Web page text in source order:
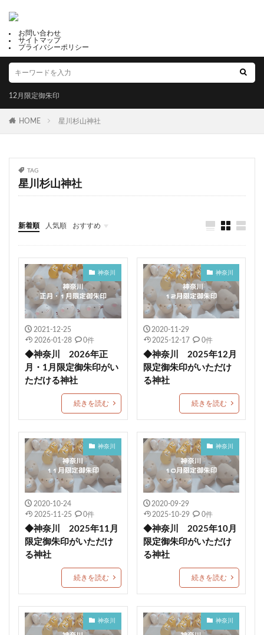
お問い合わせ
サイトマップ
プライバシーポリシー
うさぎ
佐賀 藤川天神 厳島神社天神社
太平山三吉神社総本宮
荏柄天神社
足摺黒潮市場 種銭 七社神社 千糸繍院
福母八幡宮
強運守護
諏訪神社 三島神社 子宝恵方犬
冨士山下宮小室浅間神社
鹿角 八坂神社 星田妙見宮 温泉神社
千代ヶ岡八幡宮 十五夜 下野國 鷲宮神社
年越大祓御朱印 白髭神社 川津来宮神社 占い
由緒 藤田神社 田村神社 太上神社
良縁の鈴 黒龍 五方山 熊野神社 芦屋神社
こいのぼり御朱印 烏谷崎神社
上尾御嶽神社 角館總鎭守 神明社
恩智神社
健康成就 神社 海津天神社 熊本
照國神社 尾長天満宮 荘内神社 菅原神社
千勝神社 本居宣長 菊名神社 唐人石
かつおのたたき丼 九重神社
kichijitsu 季節限定御朱印 小野照崎神社
速秋津比売神のイラストが描かれた御朱印帳
間々田八幡宮 かわいい御朱印
押し花 戸越八幡神社 ペット可
建勲神社 大将軍神社 下野星宮神社
駐車場情報 毛谷黒龍神社 網戸神社
石清尾八幡宮 師走限定御朱印 如月限定御朱印
12月限定御朱印
HOME 星川杉山神社
TAG
星川杉山神社
新着順 人気順 おすすめ
福井
山梨
静岡
京都
大阪
兵庫
奈良
和歌山
香川
高知
福岡
佐賀
神奈川
2021-12-25
2026-01-28
0件
◆神奈川 2026年正
月・1月限定御朱印がい
ただける神社
続きを読む
神奈川
2020-11-29
2025-12-17
0件
◆神奈川 2025年12月
限定御朱印がいただけ
る神社
続きを読む
神奈川
2020-10-24
2025-11-25
0件
◆神奈川 2025年11月
限定御朱印がいただけ
る神社
続きを読む
神奈川
2020-09-29
2025-10-29
0件
◆神奈川 2025年10月
限定御朱印がいただけ
る神社
続きを読む
神奈川 神奈川